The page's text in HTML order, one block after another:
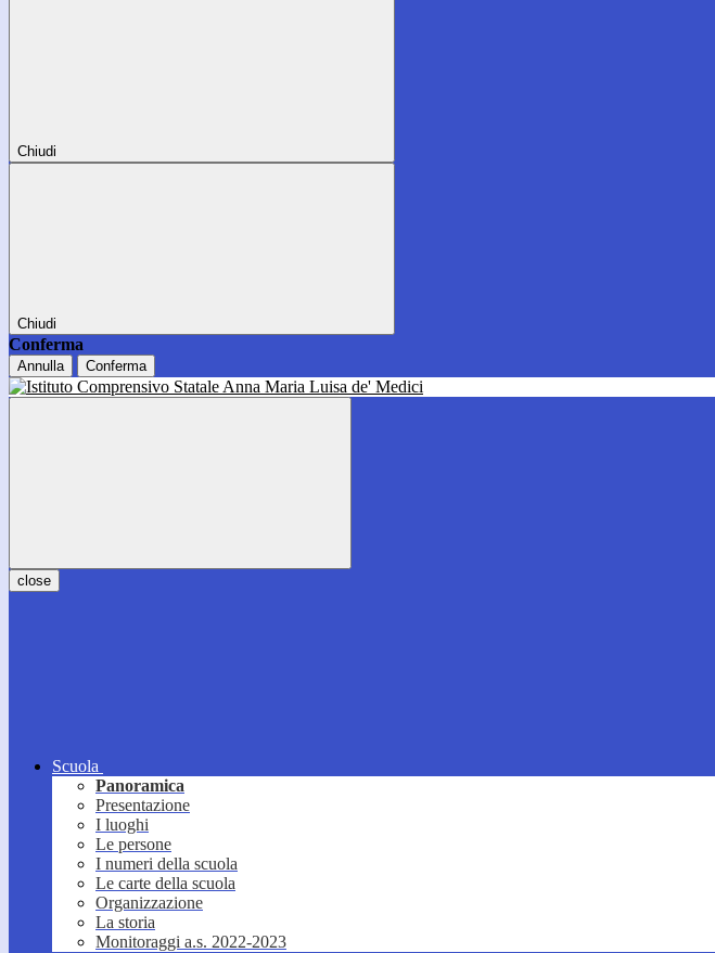
Chiudi
Chiudi
Conferma
Annulla Conferma
close
Scuola
Panoramica
Presentazione
I luoghi
Le persone
I numeri della scuola
Le carte della scuola
Organizzazione
La storia
Monitoraggi a.s. 2022-2023